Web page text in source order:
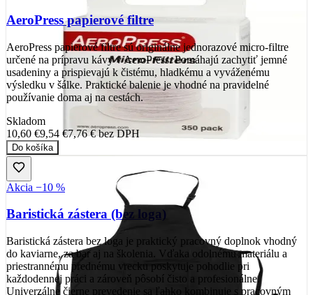
AeroPress papierové filtre
AeroPress papierové filtre sú originálne jednorazové micro-filtre
určené na prípravu kávy v AeroPress. Pomáhajú zachytiť jemné
usadeniny a prispievajú k čistému, hladkému a vyváženému
výsledku v šálke. Praktické balenie je vhodné na pravidelné
používanie doma aj na cestách.
Skladom
10,60 €9,54 €7,76 €bez DPH
Do košíka
Akcia −10 %
Baristická zástera (bez loga)
Baristická zástera bez loga je praktický pracovný doplnok vhodný
do kaviarne, za bar aj na školenia. Vďaka odolnému materiálu a
priestrannému prednému vrecku poskytuje pohodlie pri
každodennej práci a zároveň pôsobí čisto a profesionálne.
Univerzálne čierne prevedenie sa ľahko kombinuje s pracovným